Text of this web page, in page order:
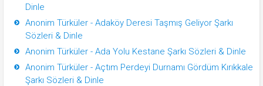
Dinle
Anonim Türküler - Adaköy Deresi Taşmış Geliyor Şarkı
Sözleri & Dinle
Anonim Türküler - Ada Yolu Kestane Şarkı Sözleri & Dinle
Anonim Türküler - Açtım Perdeyi Durnamı Gördüm Kırıkkale
Şarkı Sözleri & Dinle